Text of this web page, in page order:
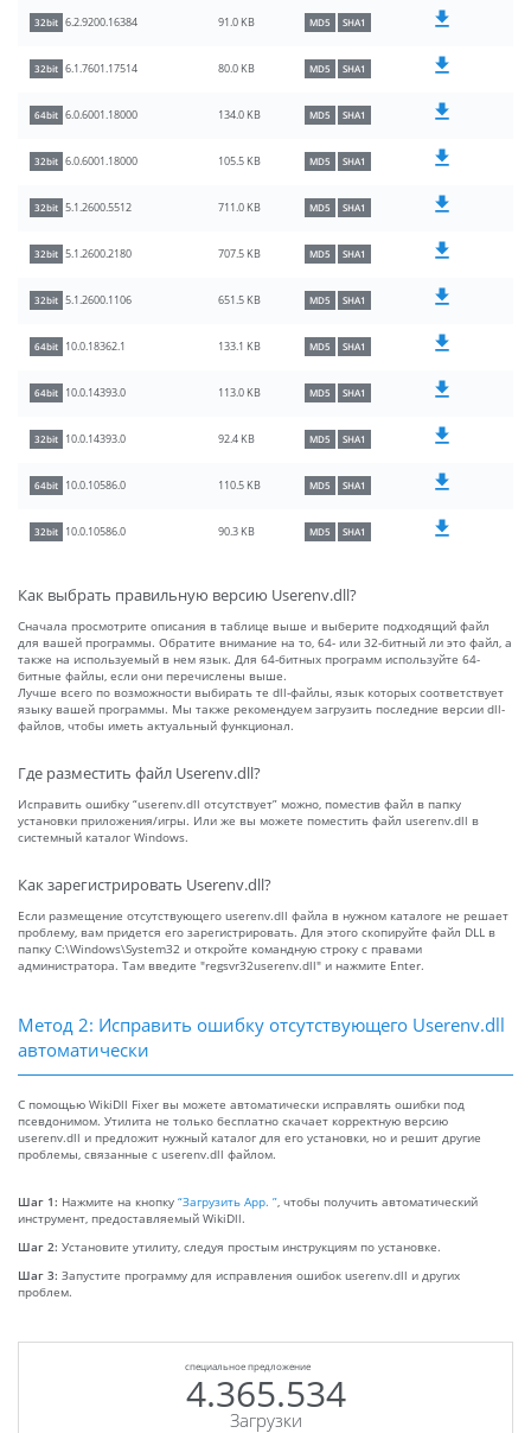
32bit 6.2.9200.16384 91.0 KB MD5 SHA1
32bit 6.1.7601.17514 80.0 KB MD5 SHA1
64bit 6.0.6001.18000 134.0 KB MD5 SHA1
32bit 6.0.6001.18000 105.5 KB MD5 SHA1
32bit 5.1.2600.5512 711.0 KB MD5 SHA1
32bit 5.1.2600.2180 707.5 KB MD5 SHA1
32bit 5.1.2600.1106 651.5 KB MD5 SHA1
64bit 10.0.18362.1 133.1 KB MD5 SHA1
64bit 10.0.14393.0 113.0 KB MD5 SHA1
32bit 10.0.14393.0 92.4 KB MD5 SHA1
64bit 10.0.10586.0 110.5 KB MD5 SHA1
32bit 10.0.10586.0 90.3 KB MD5 SHA1
Как выбрать правильную версию Userenv.dll?
Сначала просмотрите описания в таблице выше и выберите подходящий файл
для вашей программы. Обратите внимание на то, 64- или 32-битный ли это файл, а
также на используемый в нем язык. Для 64-битных программ используйте 64-
битные файлы, если они перечислены выше.
Лучше всего по возможности выбирать те dll-файлы, язык которых соответствует
языку вашей программы. Мы также рекомендуем загрузить последние версии dll-
файлов, чтобы иметь актуальный функционал.
Где разместить файл Userenv.dll?
Исправить ошибку “userenv.dll отсутствует” можно, поместив файл в папку
установки приложения/игры. Или же вы можете поместить файл userenv.dll в
системный каталог Windows.
Как зарегистрировать Userenv.dll?
Если размещение отсутствующего userenv.dll файла в нужном каталоге не решает
проблему, вам придется его зарегистрировать. Для этого скопируйте файл DLL в
папку C:\Windows\System32 и откройте командную строку с правами
администратора. Там введите "regsvr32userenv.dll" и нажмите Enter.
Метод 2: Исправить ошибку отсутствующего Userenv.dll
автоматически
С помощью WikiDll Fixer вы можете автоматически исправлять ошибки под
псевдонимом. Утилита не только бесплатно скачает корректную версию
userenv.dll и предложит нужный каталог для его установки, но и решит другие
проблемы, связанные с userenv.dll файлом.
Шаг 1: Нажмите на кнопку “Загрузить App. ”, чтобы получить автоматический
инструмент, предоставляемый WikiDll.
Шаг 2: Установите утилиту, следуя простым инструкциям по установке.
Шаг 3: Запустите программу для исправления ошибок userenv.dll и других
проблем.
специальное предложение
4.365.534
Загрузки